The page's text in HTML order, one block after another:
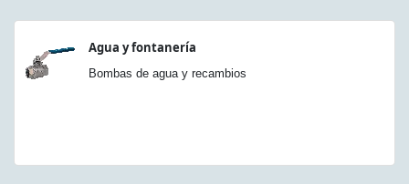
Agua y fontanería
Bombas de agua y recambios